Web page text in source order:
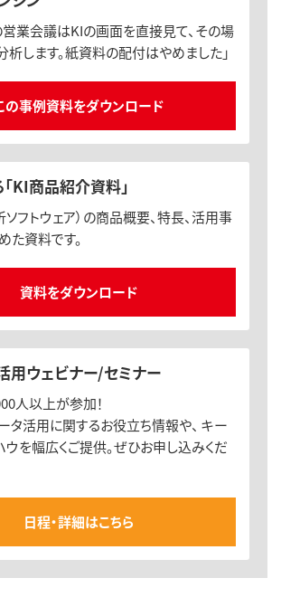
営業会議はKIの画面を直接見て、その場
析します。紙資料の配付はやめました」
の事例資料をダウンロード
KI商品紹介資料」
ソフトウェア）の商品概要、特長、活用事
た資料です。
資料をダウンロード
用ウェビナー/セミナー
人以上が参加！
タ活用に関するお役立ち情報や、 キー
ウを幅広くご提供。ぜひお申し込みくだ
日程・詳細はこちら